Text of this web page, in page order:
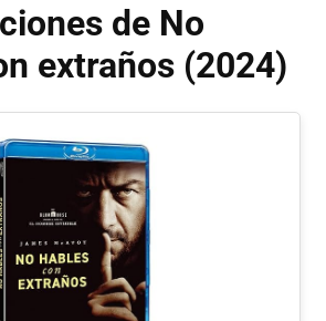
de No
extraños (2024)